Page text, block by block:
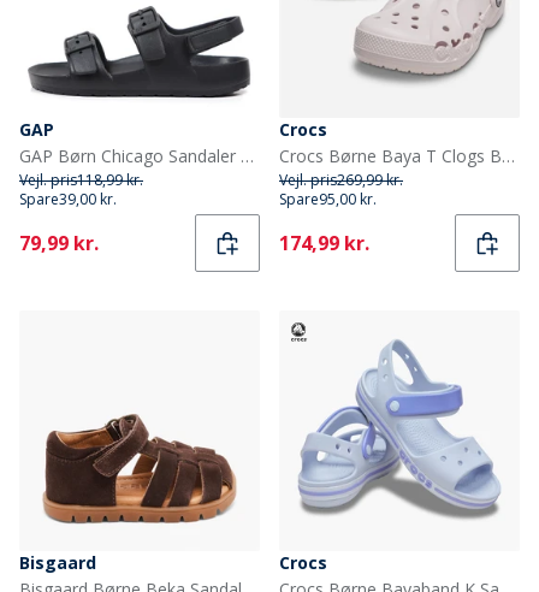
GAP
GAP Børn Chicago Sandaler Sort
Vejl. pris118,99 kr.
Spare39,00 kr.
Current
79,99 kr.
Crocs
Crocs Børne Baya T Clogs Barely Pink
Vejl. pris269,99 kr.
Spare95,00 kr.
Current
174,99 kr.
Bisgaard
Crocs